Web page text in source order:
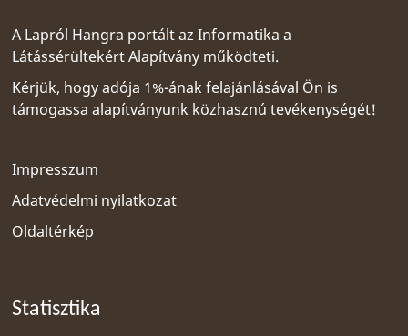
A Lapról Hangra portált azInformatika a
Látássérültekért Alapítvány működteti.
Kérjük, hogy adója 1%-ának felajánlásával Ön is
támogassa alapítványunk közhasznú tevékenységét!
Impresszum
Adatvédelmi nyilatkozat
Oldaltérkép
Statisztika